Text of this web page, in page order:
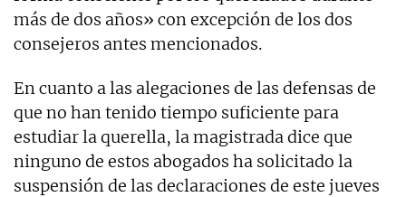
más de dos años» con excepción de los dos
consejeros antes mencionados.
En cuanto a las alegaciones de las defensas de
que no han tenido tiempo suficiente para
estudiar la querella, la magistrada dice que
ninguno de estos abogados ha solicitado la
suspensión de las declaraciones de este jueves